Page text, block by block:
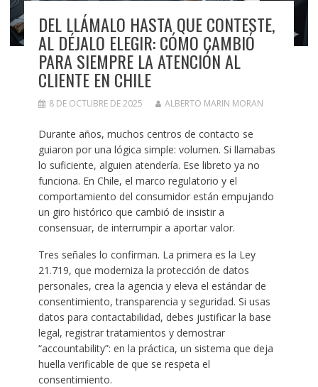
DEL LLÁMALO HASTA QUE CONTESTE,
AL DÉJALO ELEGIR: CÓMO CAMBIÓ
PARA SIEMPRE LA ATENCIÓN AL
CLIENTE EN CHILE
8 DE OCTUBRE DE 2025 ALBERTO MARIN MORAN
Durante años, muchos centros de contacto se
guiaron por una lógica simple: volumen. Si llamabas
lo suficiente, alguien atendería. Ese libreto ya no
funciona. En Chile, el marco regulatorio y el
comportamiento del consumidor están empujando
un giro histórico que cambió de insistir a
consensuar, de interrumpir a aportar valor.
Tres señales lo confirman. La primera es la Ley
21.719, que moderniza la protección de datos
personales, crea la agencia y eleva el estándar de
consentimiento, transparencia y seguridad. Si usas
datos para contactabilidad, debes justificar la base
legal, registrar tratamientos y demostrar
“accountability”: en la práctica, un sistema que deja
huella verificable de que se respeta el
consentimiento.